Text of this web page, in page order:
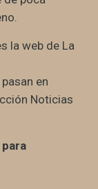
la web de La
en
Noticias